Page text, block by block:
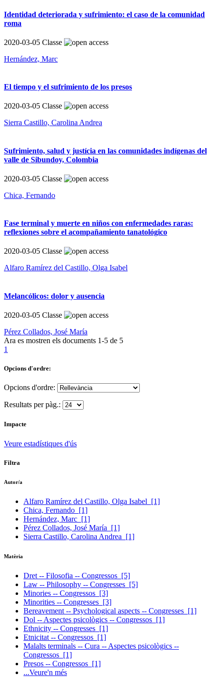
Identidad deteriorada y sufrimiento: el caso de la comunidad
roma
2020-03-05 Classe
Hernández, Marc
El tiempo y el sufrimiento de los presos
2020-03-05 Classe
Sierra Castillo, Carolina Andrea
Sufrimiento, salud y justícia en las comunidades indígenas del
valle de Sibundoy, Colombia
2020-03-05 Classe
Chica, Fernando
Fase terminal y muerte en niños con enfermedades raras:
reflexiones sobre el acompañamiento tanatológico
2020-03-05 Classe
Alfaro Ramírez del Castillo, Olga Isabel
Melancólicos: dolor y ausencia
2020-03-05 Classe
Pérez Collados, José María
Ara es mostren els documents 1-5 de 5
1
Opcions d'ordre:
Opcions d'ordre:
Resultats per pàg.:
Impacte
Veure estadístiques d'ús
Filtra
Autor/a
Alfaro Ramírez del Castillo, Olga Isabel [1]
Chica, Fernando [1]
Hernández, Marc [1]
Pérez Collados, José María [1]
Sierra Castillo, Carolina Andrea [1]
Matèria
Dret -- Filosofia -- Congressos [5]
Law -- Philosophy -- Congresses [5]
Minories -- Congressos [3]
Minorities -- Congresses [3]
Bereavement -- Psychological aspects -- Congresses [1]
Dol -- Aspectes psicològics -- Congressos [1]
Ethnicity -- Congresses [1]
Etnicitat -- Congressos [1]
Malalts terminals -- Cura -- Aspectes psicològics --
Congressos [1]
Presos -- Congressos [1]
...Veure'n més